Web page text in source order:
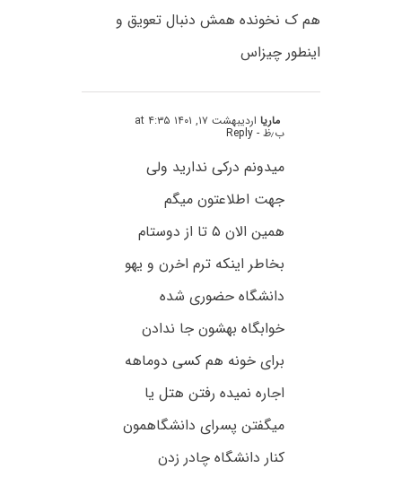
هم ک نخونده همش دنبال تعویق و
اینطور چیزاس
ماریا اردیبهشت ۱۷, ۱۴۰۱ at ۴:۳۵
ب٫ظ - Reply
میدونم درکی ندارید ولی
جهت اطلاعتون میگم
همین الان ۵ تا از دوستام
بخاطر اینکه ترم اخرن و یهو
دانشگاه حضوری شده
خوابگاه بهشون جا ندادن
برای خونه هم کسی دوماهه
اجاره نمیده رفتن هتل یا
میگفتن پسرای دانشگاهمون
کنار دانشگاه چادر زدن